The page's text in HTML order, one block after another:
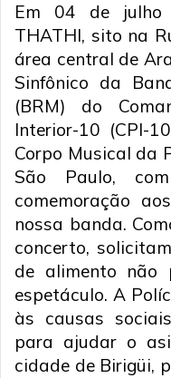
Em 04 de julho
THATHI, sito na
área central de
Sinfônico da
(BRM) do
Interior-10 (CPI-
Corpo Musical da
São Paulo,
comemoração
nossa banda.
concerto,
de alimento não
espetáculo. A
às causas
para ajudar o
cidade de Birigüi,